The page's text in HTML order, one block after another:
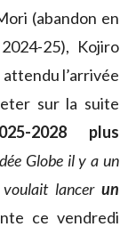
(abandon en
25), Kojiro
l’arrivée
sur la suite
2028 plus
Globe il y a un
lancer un
ce vendredi